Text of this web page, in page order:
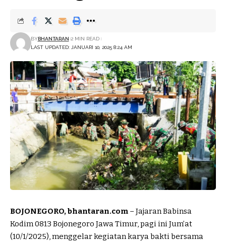
LAST UPDATED: JANUARI 10, 2025 8:24 AM
BYBHANTARAN 2 MIN READ
BOJONEGORO, bhantaran.com – Jajaran Babinsa
Kodim 0813 Bojonegoro Jawa Timur, pagi ini Jum’at
(10/1/2025), menggelar kegiatan karya bakti bersama